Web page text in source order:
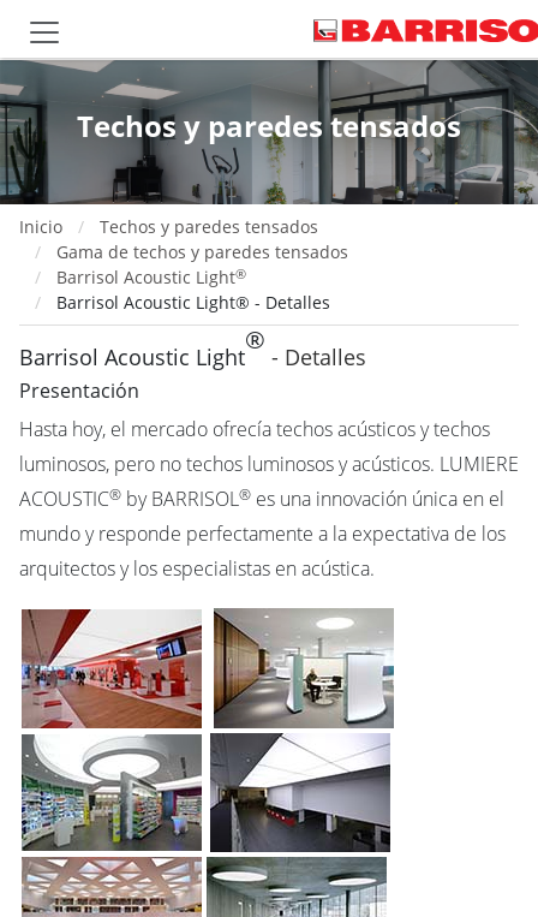
Techos y paredes tensados
Inicio
Techos y paredes tensados
Gama de techos y paredes tensados
Barrisol Acoustic Light®
Barrisol Acoustic Light® - Detalles
Barrisol Acoustic Light
®
- Detalles
Presentación
Hasta hoy, el mercado ofrecía techos acústicos y techos
luminosos, pero no techos luminosos y acústicos. LUMIERE
ACOUSTIC® by BARRISOL® es una innovación única en el
mundo y responde perfectamente a la expectativa de los
arquitectos y los especialistas en acústica.